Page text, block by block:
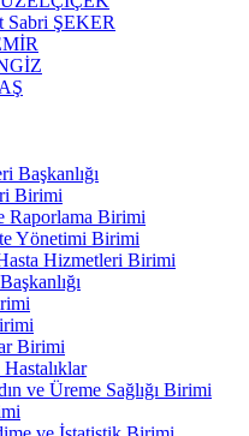
Sabri ŞEKER
Başkanlığı
Birimi
Raporlama Birimi
Yönetimi Birimi
Hizmetleri Birimi
Birimi
Hastalıklar
ve Üreme Sağlığı Birimi